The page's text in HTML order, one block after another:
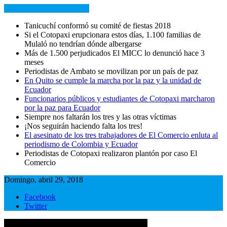
Tanicuchí conformó su comité de fiestas 2018
Si el Cotopaxi erupcionara estos días, 1.100 familias de
Mulaló no tendrían dónde albergarse
Más de 1.500 perjudicados El MICC lo denunció hace 3
meses
Periodistas de Ambato se movilizan por un país de paz
En Quito se cumple la marcha por la paz y la unidad de
Ecuador
Funcionarios públicos y estudiantes de Cotopaxi marcharon
por la paz para Ecuador
Siempre nos faltarán los tres y las otras víctimas
¡Nos seguirán haciendo falta los tres!
El asesinato de los tres trabajadores de El Comercio enluta al
periodismo de Colombia y Ecuador
Periodistas de Cotopaxi realizaron plantón por caso El
Comercio
Domingo, abril 29, 2018
Facebook
Twitter